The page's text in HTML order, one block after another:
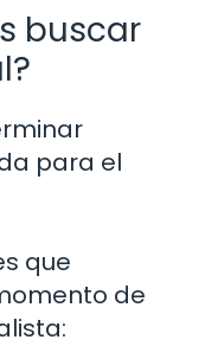
buscar
para el
que
de